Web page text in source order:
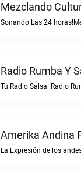
Mezclando
Radio Rumba Y
Tu Radio Salsa !Radio
Amerika Andina